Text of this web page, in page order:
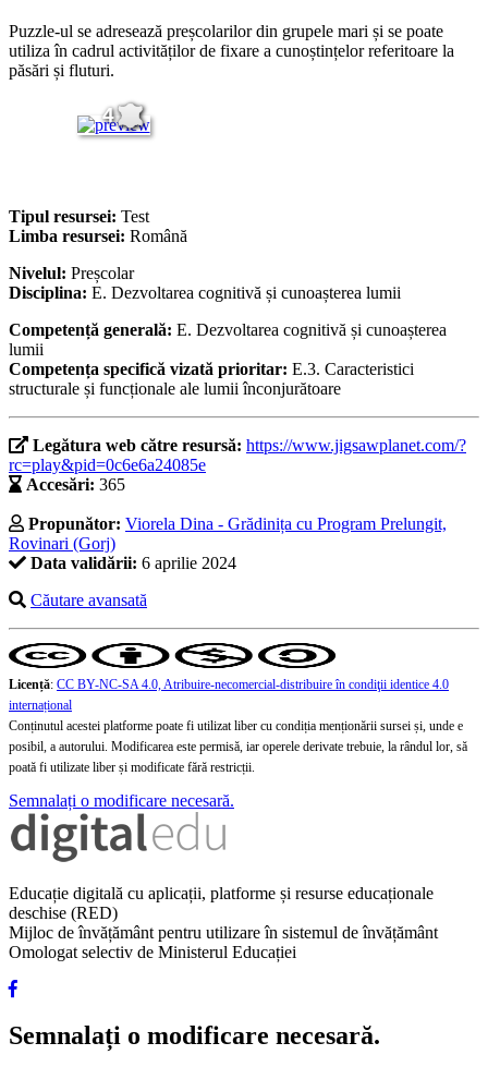
Puzzle-ul se adresează preșcolarilor din grupele mari și se poate
utiliza în cadrul activităților de fixare a cunoștințelor referitoare la
păsări și fluturi.
4
Tipul resursei: Test
Limba resursei: Română
Nivelul: Preșcolar
Disciplina: E. Dezvoltarea cognitivă și cunoașterea lumii
Competență generală: E. Dezvoltarea cognitivă și cunoașterea
lumii
Competența specifică vizată prioritar: E.3. Caracteristici
structurale și funcționale ale lumii înconjurătoare
Legătura web către resursă: https://www.jigsawplanet.com/?
rc=play&pid=0c6e6a24085e
Accesări: 365
Propunător: Viorela Dina - Grădinița cu Program Prelungit,
Rovinari (Gorj)
Data validării: 6 aprilie 2024
Căutare avansată
Licență: CC BY-NC-SA 4.0, Atribuire-necomercial-distribuire în condiţii identice 4.0
internațional
Conținutul acestei platforme poate fi utilizat liber cu condiția menționării sursei și, unde e
posibil, a autorului. Modificarea este permisă, iar operele derivate trebuie, la rândul lor, să
poată fi utilizate liber și modificate fără restricții.
Semnalați o modificare necesară.
Educație digitală cu aplicații, platforme și resurse educaționale
deschise (RED)
Mijloc de învățământ pentru utilizare în sistemul de învățământ
Omologat selectiv de Ministerul Educației
Semnalați o modificare necesară.